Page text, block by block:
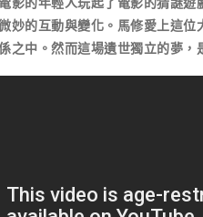
妙的互動與變化。馬修愛上這
之中。然而這場遺世獨立的夢，